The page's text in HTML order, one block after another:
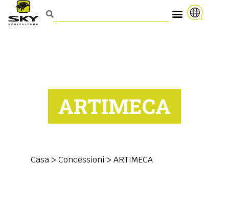
ARTIMECA
Casa > Concessioni > ARTIMECA